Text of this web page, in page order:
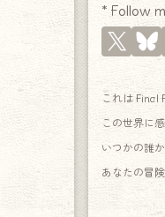
* Follow
これは Final
この世界に
いつかの誰
あなたの冒